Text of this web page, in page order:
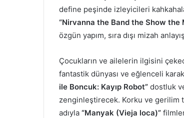
define peşinde izleyicileri
“Nirvanna the Band the Show the
özgün yapım, sıra dışı mizah
Çocukların ve ailelerin ilgisini
fantastik dünyası ve eğlenceli
ile Boncuk: Kayıp Robot” dostluk
zenginleştirecek. Korku ve gerilim
adıyla “Manyak (Vieja loca)”